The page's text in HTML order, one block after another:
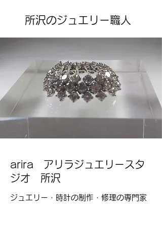
​所沢のジュエリー職人
arira アリラジュエリースタ
ジオ 所沢
​ジュエリー・時計の制作・修理の専門家